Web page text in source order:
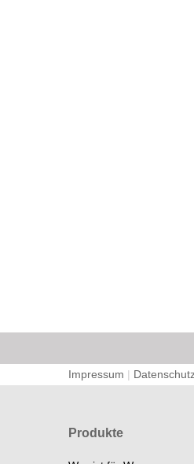
Impressum |
Produkte